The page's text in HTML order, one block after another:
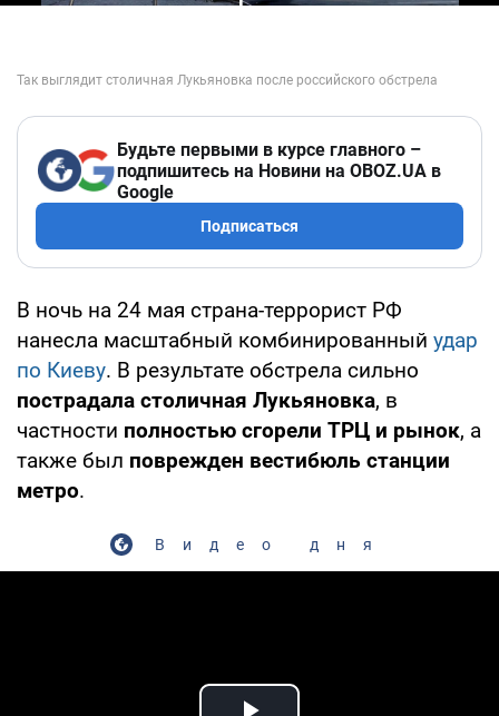
Будьте первыми в курсе главного –
подпишитесь на Новини на OBOZ.UA в
Google
Подписаться
В ночь на 24 мая страна-террорист РФ
нанесла масштабный комбинированный удар
по Киеву. В результате обстрела сильно
пострадала столичная Лукьяновка, в
частности полностью сгорели ТРЦ и рынок, а
также был поврежден вестибюль станции
метро.
Видео дня